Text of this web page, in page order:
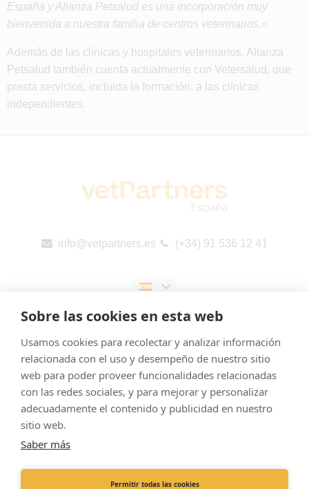
Sobre las cookies en esta web
Usamos cookies para recolectar y analizar información
relacionada con el uso y desempeño de nuestro sitio
web para poder proveer funcionalidades relacionadas
con las redes sociales, y para mejorar y personalizar
adecuadamente el contenido y publicidad en nuestro
sitio web.
Saber más
Permitir todas las cookies
España y Alianza Petsalud es una incorporación muy
bienvenida a nuestra familia de centros veterinarios.»
Además de las clínicas y hospitales veterinarios, Alianza
Petsalud también cuenta actualmente con Vetersalud, que
presta servicios, incluida la formación, a las clínicas
independientes.
info@vetpartners.es (+34) 91 536 12 41
Aviso legal
Cookies
Informes públicos por país (CbCR) de la UE